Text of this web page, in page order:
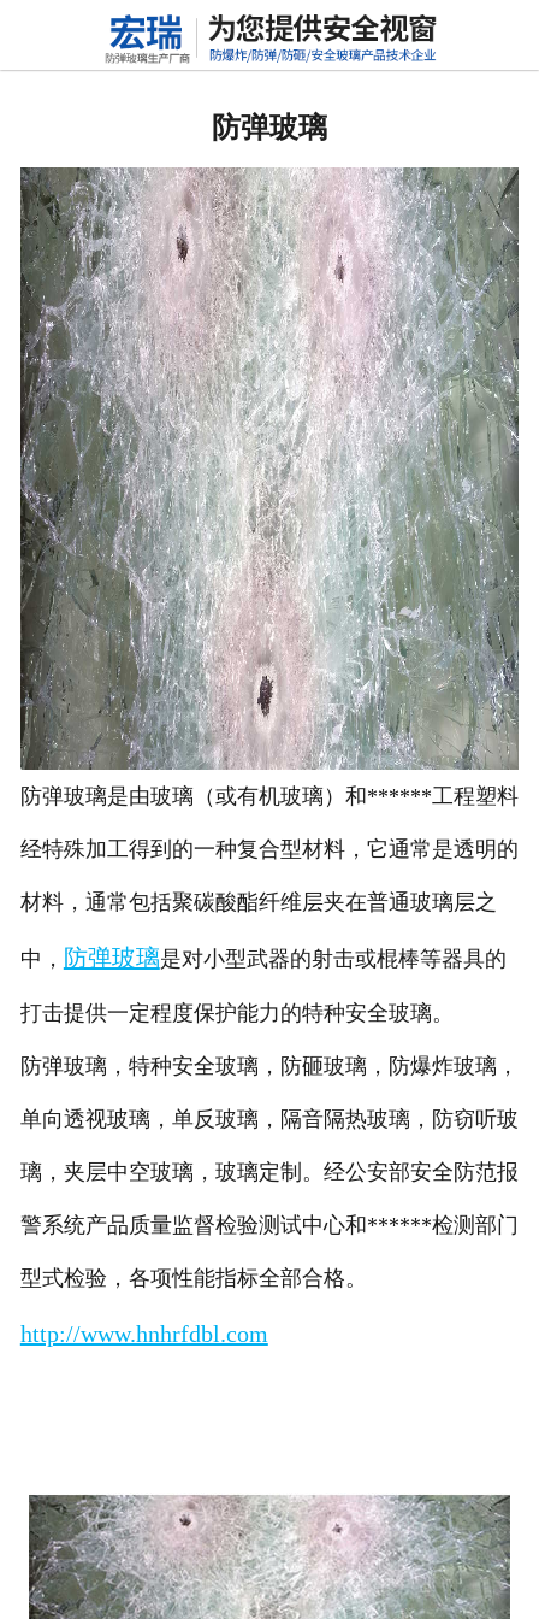
网站首页
抗冲击玻璃
常规玻璃
特种玻璃
防弹玻璃
防弹玻璃是由玻璃（或有机玻璃）和******工程塑料
经特殊加工得到的一种复合型材料，它通常是透明的
材料，通常包括聚碳酸酯纤维层夹在普通玻璃层之
中， 防弹玻璃是对小型武器的射击或棍棒等器具的
打击提供一定程度保护能力的特种安全玻璃。
防弹玻璃，特种安全玻璃，防砸玻璃，防爆炸玻璃，
单向透视玻璃，单反玻璃，隔音隔热玻璃，防窃听玻
璃，夹层中空玻璃，玻璃定制。经公安部安全防范报
警系统产品质量监督检验测试中心和******检测部门
型式检验，各项性能指标全部合格。
http://www.hnhrfdbl.com